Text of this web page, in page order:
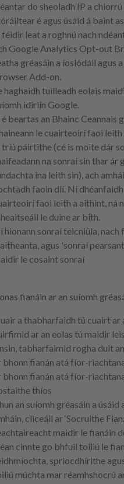
do sheoladh IP a
é agus úsáid á baint
féidir leat a roghnú nach
Google Analytics Opt-out
gréasáin a íoslódáil agus
Add-on.
haghaidh tuilleadh eolais
idirlín Google.
é beartas an Bhainc Ceannais
le cuairteoirí faoi leith
tríú páirtithe (cé is moite dár
na sonraí sin thar ár
ina leith sin), ach
faoin dlí. Ní
faoi leith a aithint, ná
le duine ar bith.
hionann sonraí teicniúla,
agus 'sonraí
le cosaint sonraí
fianáin ar an suíomh
a thabharfaidh tú cuairt ar
ar an eolas tú maidir
tabharfaimid rogha duit
bhonn fianán atá fíor-
bhonn fianán atá fíor-
thíos
an suíomh gréasáin a
cliceáil ar ‘Socruithe
maidir le fianáin
cinnte go bhfuil toiliú le
spriocdhírithe
múchta mar réamhshocrú